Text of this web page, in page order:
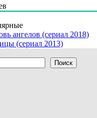
ангелов (сериал 2018)
(сериал 2013)
Поиск